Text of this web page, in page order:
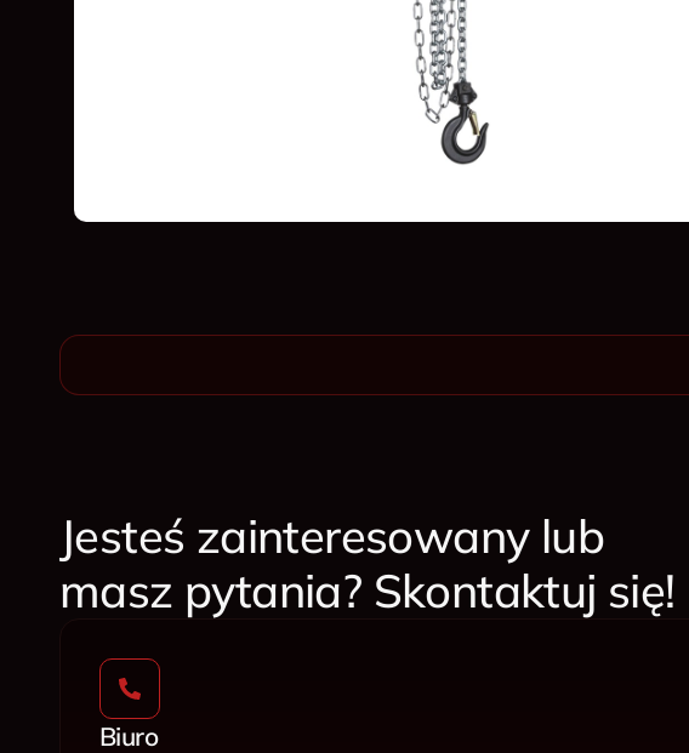
Jesteś zainteresowany lub
masz pytania? Skontaktuj się!
Biuro